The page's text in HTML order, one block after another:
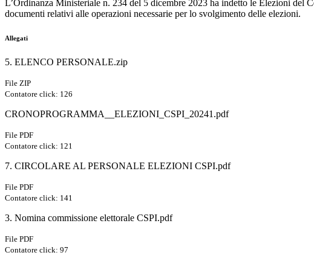
L’Ordinanza Ministeriale n. 234 del 5 dicembre 2023 ha indetto le Elezioni del
documenti relativi alle operazioni necessarie per lo svolgimento delle elezioni.
Allegati
5. ELENCO PERSONALE.zip
File ZIP
Contatore click: 126
CRONOPROGRAMMA__ELEZIONI_CSPI_20241.pdf
File PDF
Contatore click: 121
7. CIRCOLARE AL PERSONALE ELEZIONI CSPI.pdf
File PDF
Contatore click: 141
3. Nomina commissione elettorale CSPI.pdf
File PDF
Contatore click: 97